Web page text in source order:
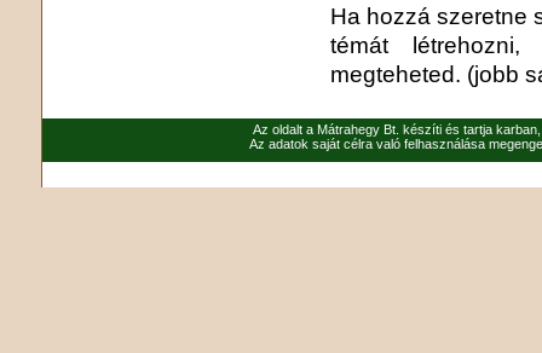
Ha hozzá szeretne
témát
megteheted. (jobb
Az oldalt a Mátrahegy Bt. készíti és tartja
Az adatok saját célra való felhasználása